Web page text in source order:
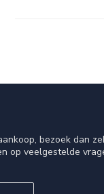
bezoek dan
op veelgestelde